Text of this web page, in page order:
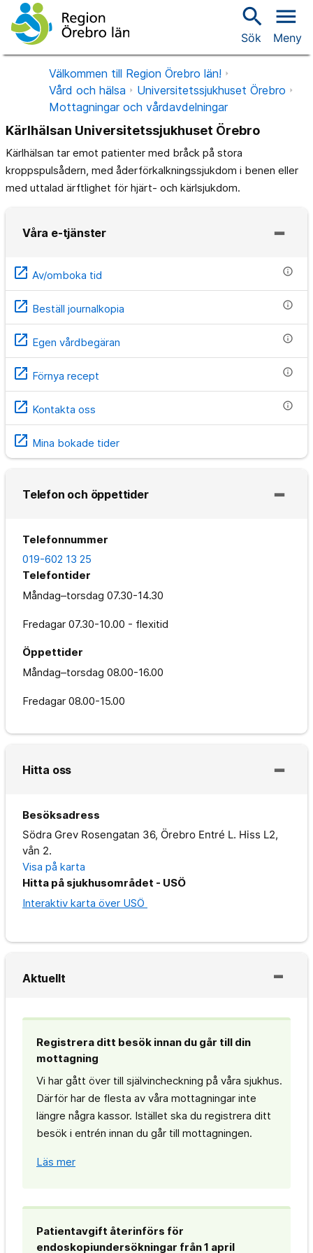
search
Sök
menu
Meny
Välkommen till Region Örebro län!
Vård och hälsa
Universitetssjukhuset Örebro
Mottagningar och vårdavdelningar
Kärlhälsan Universitetssjukhuset Örebro
Kärlhälsan tar emot patienter med bråck på stora
kroppspulsådern, med åderförkalkningssjukdom i benen eller
med uttalad ärftlighet för hjärt- och kärlsjukdom.
Våra e-tjänster
open_in_new Av/omboka tid info
open_in_new Beställ journalkopia info
open_in_new Egen vårdbegäran info
open_in_new Förnya recept info
open_in_new Kontakta oss info
open_in_new Mina bokade tider
Telefon och öppettider
Telefonnummer
019-602 13 25
Telefontider
Måndag–torsdag 07.30-14.30
Fredagar 07.30-10.00 - flexitid
Öppettider
Måndag–torsdag 08.00-16.00
Fredagar 08.00-15.00
Hitta oss
Besöksadress
Södra Grev Rosengatan 36, Örebro Entré L. Hiss L2,
vån 2.
Visa på karta
Hitta på sjukhusområdet - USÖ
Interaktiv karta över USÖ
Aktuellt
Registrera ditt besök innan du går till din
mottagning
Vi har gått över till självincheckning på våra sjukhus.
Därför har de flesta av våra mottagningar inte
längre några kassor. Istället ska du registrera ditt
besök i entrén innan du går till mottagningen.
Läs mer
Patientavgift återinförs för
endoskopiundersökningar från 1 april